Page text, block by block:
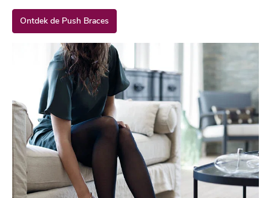
Ontdek de Push Braces